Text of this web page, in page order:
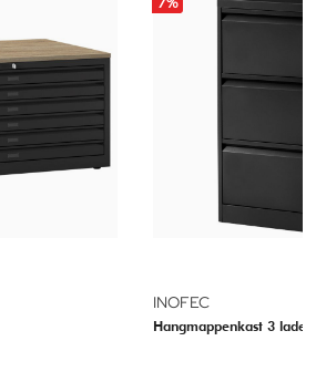
INOFEC
Hangmappenkast 3 laden